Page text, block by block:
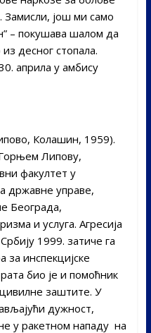
Замисли, још ми само
– покушава шалом да
десног стопала.
априла у амбису
Колашин, 1959).
Липову,
факултет у
државне управе,
Београда,
и услуга. Агресија
1999. затиче га
за инспекцијске
био је и помоћник
заштите. У
дужност,
у ракетном нападу на